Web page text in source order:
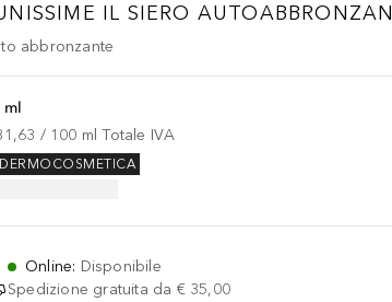
IL SIERO
abbronzante
ml
/ 100 ml Totale IVA
DERMOCOSMETICA
Online: Disponibile
Spedizione gratuita da € 35,00